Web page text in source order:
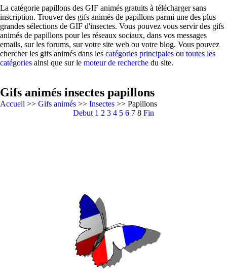
La catégorie papillons des GIF animés gratuits à télécharger sans
inscription. Trouver des gifs animés de papillons parmi une des plus
grandes sélections de GIF d'insectes. Vous pouvez vous servir des gifs
animés de papillons pour les réseaux sociaux, dans vos messages
emails, sur les forums, sur votre site web ou votre blog. Vous pouvez
chercher les gifs animés dans les catégories principales ou toutes les
catégories ainsi que sur le moteur de recherche du site.
Gifs animés insectes papillons
Accueil >> Gifs animés >> Insectes >> Papillons
Debut 1 2 3 4 5 6 7 8 Fin